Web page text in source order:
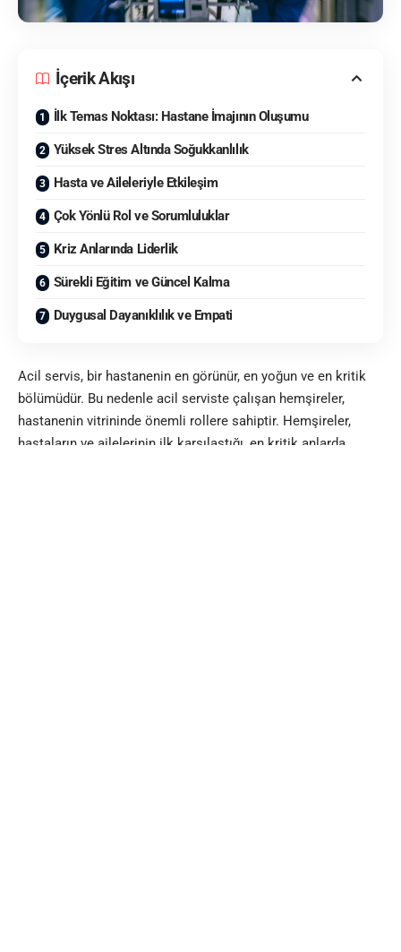
İçerik Akışı
İlk Temas Noktası: Hastane İmajının Oluşumu
Yüksek Stres Altında Soğukkanlılık
Hasta ve Aileleriyle Etkileşim
Çok Yönlü Rol ve Sorumluluklar
Kriz Anlarında Liderlik
Sürekli Eğitim ve Güncel Kalma
Duygusal Dayanıklılık ve Empati
Acil servis, bir hastanenin en görünür, en yoğun ve en kritik
bölümüdür. Bu nedenle acil serviste çalışan hemşireler,
hastanenin vitrininde önemli rollere sahiptir. Hemşireler,
hastaların ve ailelerinin ilk karşılaştığı, en kritik anlarda